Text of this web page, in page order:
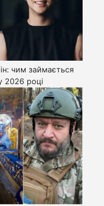
чим займається
2026 році